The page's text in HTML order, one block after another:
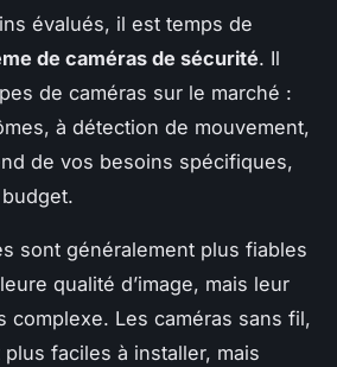
évalués, il est temps de
de caméras de sécurité. Il
de caméras sur le marché :
à détection de mouvement,
de vos besoins spécifiques,
sont généralement plus fiables
qualité d’image, mais leur
complexe. Les caméras sans fil,
faciles à installer, mais